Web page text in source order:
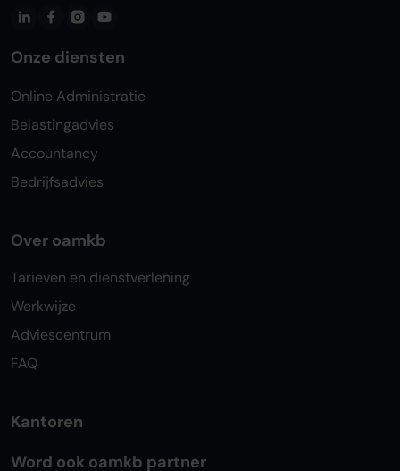
Onze diensten
Online Administratie
Belastingadvies
Accountancy
Bedrijfsadvies
Over oamkb
Tarieven en dienstverlening
Werkwijze
Adviescentrum
FAQ
Kantoren
Word ook oamkb partner